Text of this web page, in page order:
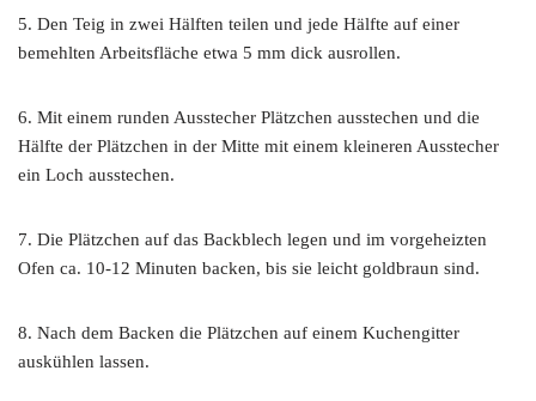
5. Den Teig in zwei Hälften teilen und jede Hälfte auf einer
bemehlten Arbeitsfläche etwa 5 mm dick ausrollen.
6. Mit einem runden Ausstecher Plätzchen ausstechen und die
Hälfte der Plätzchen in der Mitte mit einem kleineren Ausstecher
ein Loch ausstechen.
7. Die Plätzchen auf das Backblech legen und im vorgeheizten
Ofen ca. 10-12 Minuten backen, bis sie leicht goldbraun sind.
8. Nach dem Backen die Plätzchen auf einem Kuchengitter
auskühlen lassen.